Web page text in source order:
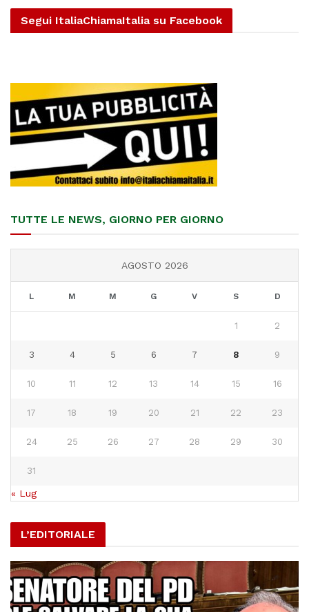
Segui ItaliaChiamaItalia su Facebook
TUTTE LE NEWS, GIORNO PER GIORNO
AGOSTO 2026
L M M G V S D
1 2
3 4 5 6 7 8 9
10 11 12 13 14 15 16
17 18 19 20 21 22 23
24 25 26 27 28 29 30
31
« Lug
L’EDITORIALE